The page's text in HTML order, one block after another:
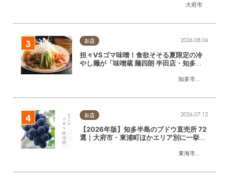
大府市
お店
知多市
,半田市
2026.08.06
担々VSゴマ味噌！食欲そそる夏限定の冷
やし麺が「味噌蔵 麺四朗 半田店・知多
お店
東海市
,大府市
2026.07.12
【2026年版】知多半島のブドウ直売所 72
選｜大府市・東浦町ほかエリア別に一挙紹